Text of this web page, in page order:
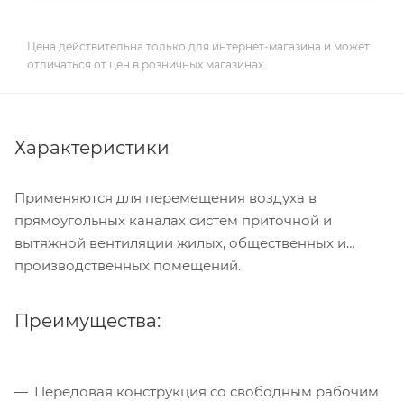
Цена действительна только для интернет-магазина и может
отличаться от цен в розничных магазинах
Характеристики
Применяются для перемещения воздуха в
прямоугольных каналах систем приточной и
вытяжной вентиляции жилых, общественных и
производственных помещений.
Преимущества:
Передовая конструкция со свободным рабочим